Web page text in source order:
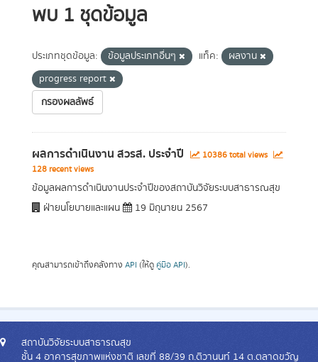
พบ 1 ชุดข้อมูล
ประเภทชุดข้อมูล: ข้อมูลประเภทอื่นๆ แท็ค:
ผลงาน
progress report
กรองผลลัพธ์
ผลการดำเนินงาน สวรส. ประจำปี
10386 total views
128 recent views
ข้อมูลผลการดำเนินงานประจำปีของสถาบันวิจัยระบบสาธารณสุข
ฝ่ายนโยบายและแผน
19 มิถุนายน 2567
คุณสามารถเข้าถึงคลังทาง API (ให้ดู คู่มือ API).
สถาบันวิจัยระบบสาธารณสุข
ชั้น 4 อาคารสุขภาพแห่งชาติ เลขที่ 88/39 ถ.ติวานนท์ 14 ต.ตลาดขวัญ